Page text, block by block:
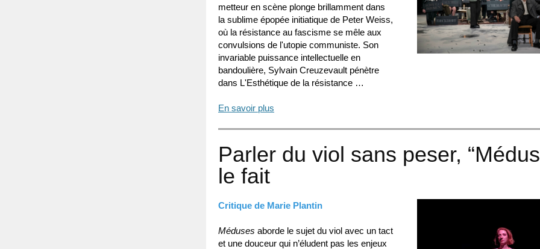
metteur en scène plonge brillamment dans
la sublime épopée initiatique de Peter Weiss,
où la résistance au fascisme se mêle aux
convulsions de l'utopie communiste. Son
invariable puissance intellectuelle en
bandoulière, Sylvain Creuzevault pénètre
dans L'Esthétique de la résistance …
En savoir plus
Parler du viol sans peser,
le fait
Critique de Marie Plantin
Méduses aborde le sujet du viol avec un tact
et une douceur qui n’éludent pas les enjeux